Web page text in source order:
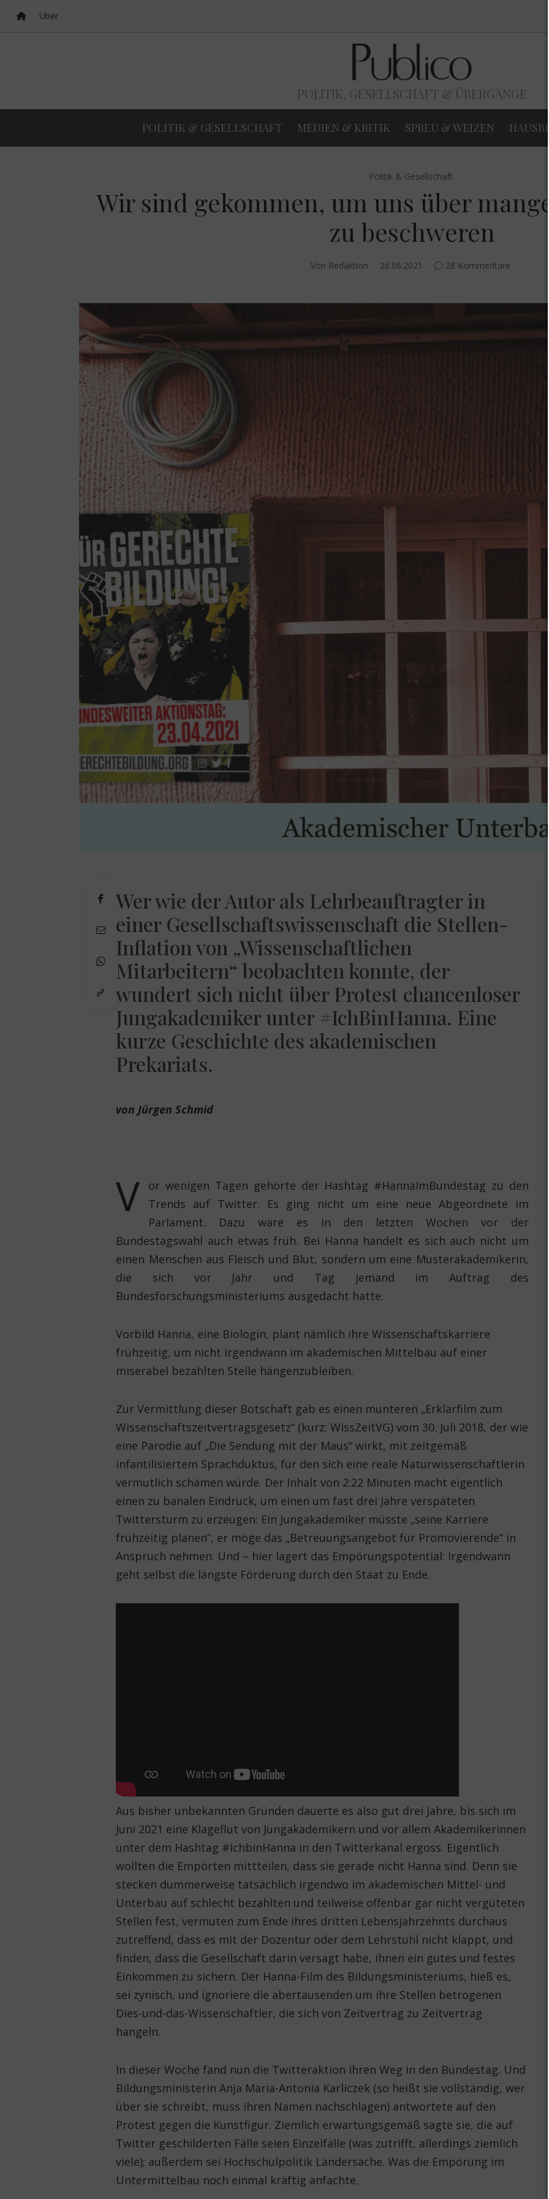
Über
POLITIK, GESELLSCHAFT & ÜBERGÄNGE
POLITIK & GESELLSCHAFT MEDIEN & KRITIK SPREU & WEIZEN
Politik & Gesellschaft
Wir sind gekommen, um uns über
zu beschweren
Von Redaktion 26.06.2021 28 Kommentare
Wer wie der Autor als Lehrbeauftragter in
einer Gesellschaftswissenschaft die Stellen-
Inflation von „Wissenschaftlichen
Mitarbeitern“ beobachten konnte, der
wundert sich nicht über Protest chancenloser
Jungakademiker unter #IchBinHanna. Eine
kurze Geschichte des akademischen
Prekariats.
von Jürgen Schmid
V
or wenigen Tagen gehörte der Hashtag #HannaImBundestag zu den
Trends auf Twitter. Es ging nicht um eine neue Abgeordnete im
Parlament. Dazu wäre es in den letzten Wochen vor der
Bundestagswahl auch etwas früh. Bei Hanna handelt es sich auch nicht um
einen Menschen aus Fleisch und Blut, sondern um eine Musterakademikerin,
die sich vor Jahr und Tag jemand im Auftrag des
Bundesforschungsministeriums ausgedacht hatte.
Vorbild Hanna, eine Biologin, plant nämlich ihre Wissenschaftskarriere
frühzeitig, um nicht irgendwann im akademischen Mittelbau auf einer
miserabel bezahlten Stelle hängenzubleiben.
Zur Vermittlung dieser Botschaft gab es einen munteren „Erklärfilm zum
Wissenschaftszeitvertragsgesetz“ (kurz: WissZeitVG) vom 30. Juli 2018, der wie
eine Parodie auf „Die Sendung mit der Maus“ wirkt, mit zeitgemäß
infantilisiertem Sprachduktus, für den sich eine reale Naturwissenschaftlerin
vermutlich schämen würde. Der Inhalt von 2:22 Minuten macht eigentlich
einen zu banalen Eindruck, um einen um fast drei Jahre verspäteten
Twittersturm zu erzeugen: Ein Jungakademiker müsste „seine Karriere
frühzeitig planen“, er möge das „Betreuungsangebot für Promovierende“ in
Anspruch nehmen. Und – hier lagert das Empörungspotential: Irgendwann
geht selbst die längste Förderung durch den Staat zu Ende.
Aus bisher unbekannten Gründen dauerte es also gut drei Jahre, bis sich im
Juni 2021 eine Klageflut von Jungakademikern und vor allem Akademikerinnen
unter dem Hashtag #IchbinHanna in den Twitterkanal ergoss. Eigentlich
wollten die Empörten mittteilen, dass sie gerade nicht Hanna sind. Denn sie
stecken dummerweise tatsächlich irgendwo im akademischen Mittel- und
Unterbau auf schlecht bezahlten und teilweise offenbar gar nicht vergüteten
Stellen fest, vermuten zum Ende ihres dritten Lebensjahrzehnts durchaus
zutreffend, dass es mit der Dozentur oder dem Lehrstuhl nicht klappt, und
finden, dass die Gesellschaft darin versagt habe, ihnen ein gutes und festes
Einkommen zu sichern. Der Hanna-Film des Bildungsministeriums, hieß es,
sei zynisch, und ignoriere die abertausenden um ihre Stellen betrogenen
Dies-und-das-Wissenschaftler, die sich von Zeitvertrag zu Zeitvertrag
hangeln.
In dieser Woche fand nun die Twitteraktion ihren Weg in den Bundestag. Und
Bildungsministerin Anja Maria-Antonia Karliczek (so heißt sie vollständig, wer
über sie schreibt, muss ihren Namen nachschlagen) antwortete auf den
Protest gegen die Kunstfigur. Ziemlich erwartungsgemäß sagte sie, die auf
Twitter geschilderten Fälle seien Einzelfälle (was zutrifft, allerdings ziemlich
viele); außerdem sei Hochschulpolitik Ländersache. Was die Empörung im
Untermittelbau noch einmal kräftig anfachte.